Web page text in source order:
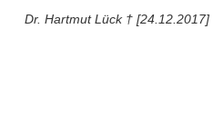
Dr. Hartmut Lück † [24.12.2017]